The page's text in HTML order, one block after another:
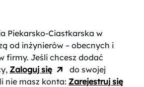
Piekarsko-Ciastkarska w
od inżynierów – obecnych i
firmy. Jeśli chcesz dodać
Zaloguj się
do swojej
nie masz konta: Zarejestruj się